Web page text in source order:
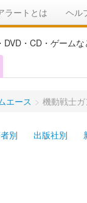
ラートとは ヘル
・CD・ゲーム
エース > 機動戦士
別 出版社別